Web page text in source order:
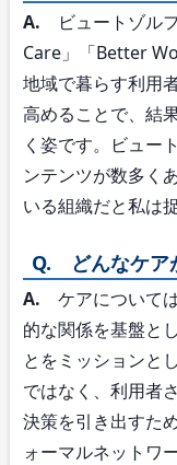
A. ビュートゾル
Care」「Better
地域で暮らす利用
高めることで、結
く姿です。ビュー
ンテンツが数多く
いる組織だと私は
Q. どんなケア
A. ケアについて
的な関係を基盤と
とをミッションと
ではなく、利用者
決策を引き出すた
ォーマルネットワ